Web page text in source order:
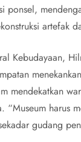
ponsel,
artefak
Kebudayaan,
mendekatkan
“Museum harus
gudang